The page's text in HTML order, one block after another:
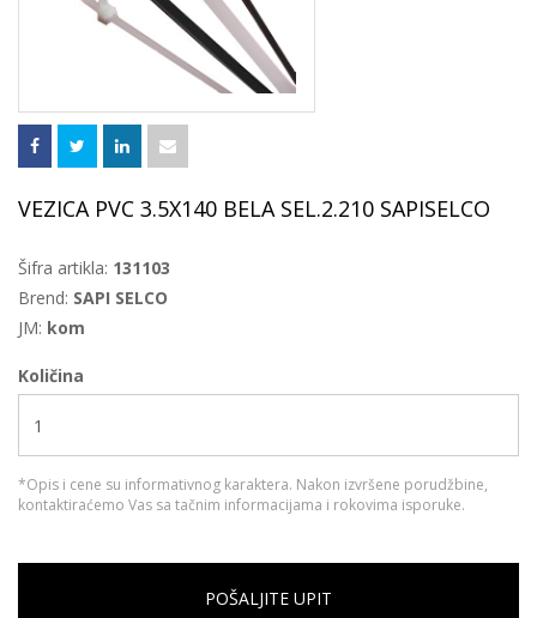
VEZICA PVC 3.5X140 BELA SEL.2.210 SAPISELCO
Šifra artikla: 131103
Brend: SAPI SELCO
JM: kom
Količina
*Opis i cene su informativnog karaktera. Nakon izvršene porudžbine,
kontaktiraćemo Vas sa tačnim informacijama i rokovima isporuke.
POŠALJITE UPIT